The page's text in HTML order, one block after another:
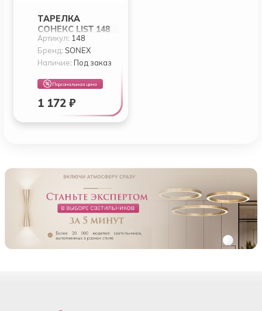
ТАРЕЛКА
СОНЕКС LIST 148
Артикул: 148
Бренд:SONEX
Наличие: Под заказ
Персональная цена
1 172 ₽